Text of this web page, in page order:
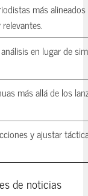
más
en lugar de
más allá de los
y ajustar
de noticias